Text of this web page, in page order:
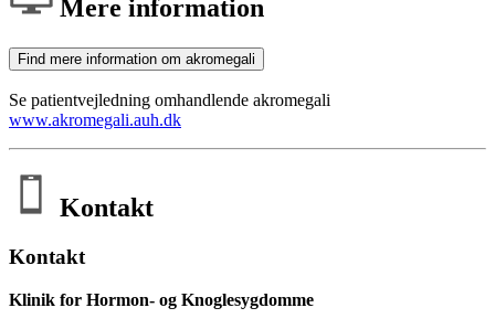
Mere information
Find mere information om akromegali
Se patientvejledning omhandlende akromegali
www.akromegali.auh.dk
Kontakt
Kontakt
Klinik for Hormon- og Knoglesygdomme